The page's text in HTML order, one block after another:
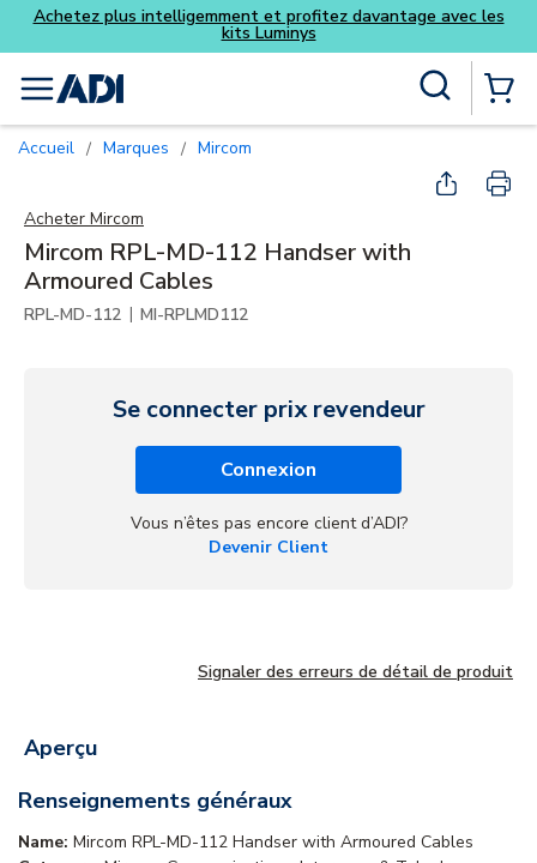
Skip to main content
Achetez plus intelligemment et profitez davantage avec les
kits Luminys
menu
Accueil / Marques / Mircom
Acheter Mircom
Mircom RPL-MD-112 Handser with
Armoured Cables
RPL-MD-112 | MI-RPLMD112
Se connecter prix revendeur
Connexion
Vous n’êtes pas encore client d’ADI?
Devenir Client
Signaler des erreurs de détail de produit
Aperçu
Renseignements généraux
Name: Mircom RPL-MD-112 Handser with Armoured Cables